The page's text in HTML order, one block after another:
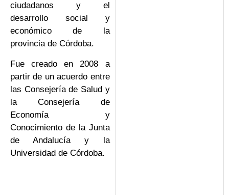
ciudadanos y el
desarrollo social y
económico de la
provincia de Córdoba.
Fue creado en 2008 a
partir de un acuerdo entre
las Consejería de Salud y
la Consejería de
Economía y
Conocimiento de la Junta
de Andalucía y la
Universidad de Córdoba.